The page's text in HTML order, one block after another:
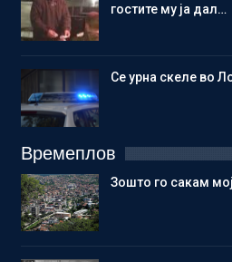
гостите му ја дал…
Се урна скеле во
Времеплов
Зошто го сакам